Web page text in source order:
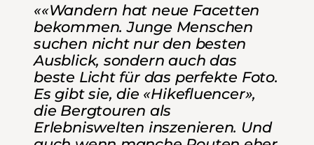
««Wandern hat neue Facetten
bekommen. Junge Menschen
suchen nicht nur den besten
Ausblick, sondern auch das
beste Licht für das perfekte Foto.
Es gibt sie, die «Hikefluencer»,
die Bergtouren als
Erlebniswelten inszenieren. Und